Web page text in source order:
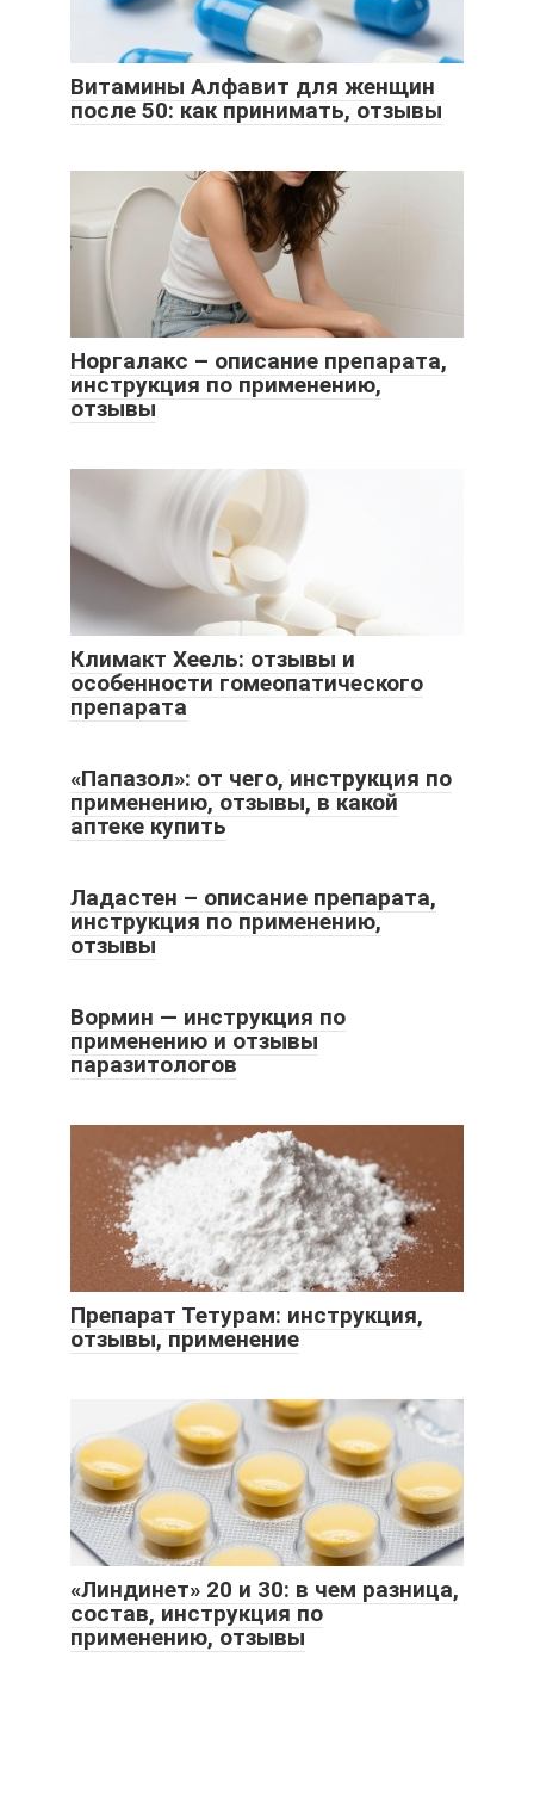
Витамины Алфавит для женщин
после 50: как принимать, отзывы
Норгалакс – описание препарата,
инструкция по применению,
отзывы
Климакт Хеель: отзывы и
особенности гомеопатического
препарата
«Папазол»: от чего, инструкция по
применению, отзывы, в какой
аптеке купить
Ладастен – описание препарата,
инструкция по применению,
отзывы
Вормин — инструкция по
применению и отзывы
паразитологов
Препарат Тетурам: инструкция,
отзывы, применение
«Линдинет» 20 и 30: в чем разница,
состав, инструкция по
применению, отзывы